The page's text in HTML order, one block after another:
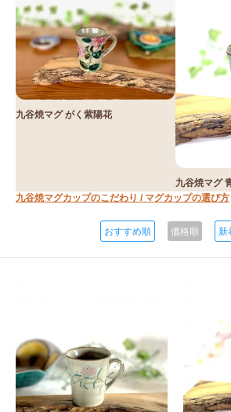
九谷焼マグ がく紫陽花
九谷焼マグ
九谷焼マグカップのこだわり / マグカップの選び方
おすすめ順 価格順 新